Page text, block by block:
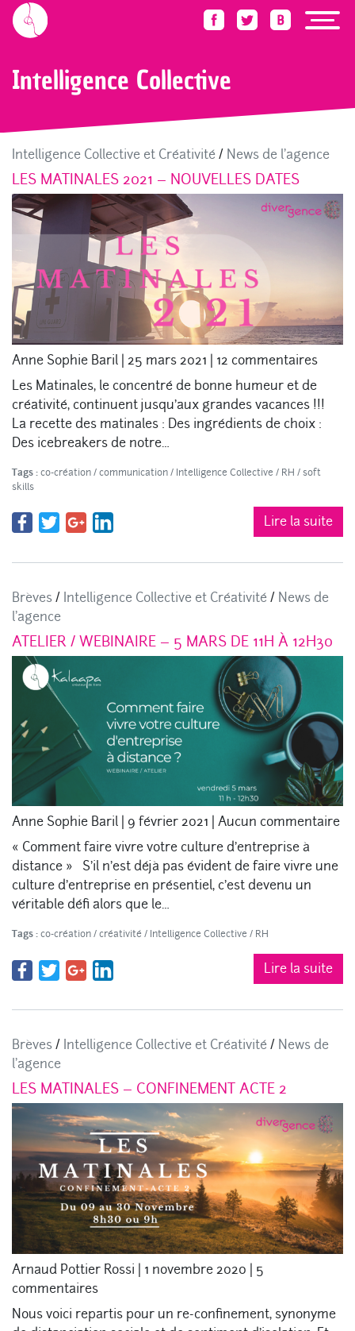
Intelligence Collective
Intelligence Collective et Créativité/ News de l'agence
LES MATINALES 2021 – NOUVELLES DATES
Anne Sophie Baril | 25 mars 2021 | 12 commentaires
Les Matinales, le concentré de bonne humeur et de
créativité, continuent jusqu’aux grandes vacances !!!
La recette des matinales : Des ingrédients de choix :
Des icebreakers de notre…
Tags : co-création/communication/ Intelligence Collective / RH /soft
skills
Lire la suite
Brèves/ Intelligence Collective et Créativité/ News de
l'agence
ATELIER / WEBINAIRE – 5 MARS DE 11H À 12H30
Anne Sophie Baril 9 février 2021
Aucun commentaire
« Comment faire vivre votre culture d’entreprise à
distance » S’il n’est déjà pas évident de faire vivre une
culture d’entreprise en présentiel, c’est devenu un
véritable défi alors que le…
Tags : co-création/créativité / Intelligence Collective / RH
Lire la suite
Brèves/ Intelligence Collective et Créativité/ News de
l'agence
LES MATINALES – CONFINEMENT ACTE 2
Arnaud Pottier Rossi | 1 novembre 2020 | 5
commentaires
Nous voici repartis pour un re-confinement, synonyme